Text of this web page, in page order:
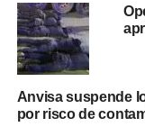
variantes mais
apresentar
circunstâncias
reforçou que
não
capazes de
Anvisa suspende
por risco de